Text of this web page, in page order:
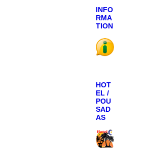
INFO
RMA
TION
HOT
EL /
POU
SAD
AS